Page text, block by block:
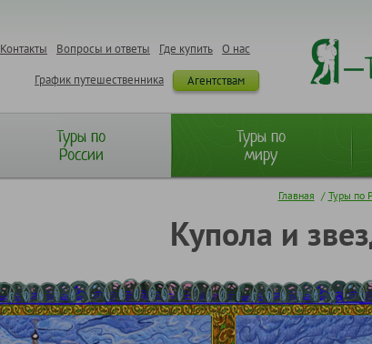
О нас
Где купить
Вопросы и ответы
Контакты
Агентствам
График путешественника
Туры по
России
Туры по
миру
Главная / Туры по
Купола и